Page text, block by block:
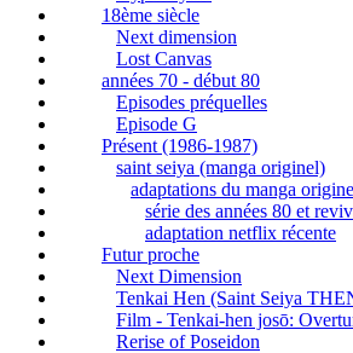
18ème siècle
Next dimension
Lost Canvas
années 70 - début 80
Episodes préquelles
Episode G
Présent (1986-1987)
saint seiya (manga originel)
adaptations du manga
série des années 80 et
adaptation netflix récente
Futur proche
Next Dimension
Tenkai Hen (Saint Seiya
Film - Tenkai-hen josō:
Rerise of Poseidon